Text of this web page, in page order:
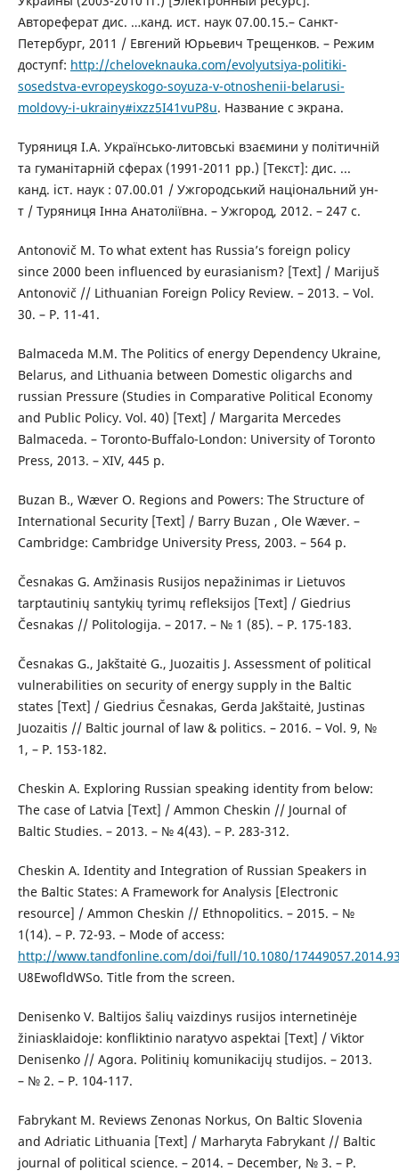
Автореферат дис. …канд. ист. наук 07.00.15.– Санкт-
Петербург, 2011 / Евгений Юрьевич Трещенков. – Режим
доступf: http://cheloveknauka.com/evolyutsiya-politiki-
sosedstva-evropeyskogo-soyuza-v-otnoshenii-belarusi-
moldovy-i-ukrainy#ixzz5I41vuP8u. Название с экрана.
Туряниця І.А. Українсько-литовські взаємини у політичній
та гуманітарній сферах (1991-2011 рр.) [Текст]: дис. ...
канд. іст. наук : 07.00.01 / Ужгородський національний ун-
т / Туряниця Інна Анатоліївна. – Ужгород, 2012. – 247 с.
Antonovič M. To what extent has Russia’s foreign policy
since 2000 been influenced by eurasianism? [Text] / Marijuš
Antonovič // Lithuanian Foreign Policy Review. – 2013. – Vol.
30. – Р. 11-41.
Balmaceda M.M. The Politics of energy Dependency Ukraine,
Belarus, and Lithuania between Domestic oligarchs and
russian Pressure (Studies in Comparative Political Economy
and Public Policy. Vol. 40) [Text] / Margarita Mercedes
Balmaceda. – Toronto-Buffalo-London: University of Toronto
Press, 2013. – XIV, 445 p.
Buzan B., Wæver O. Regions and Powers: The Structure of
International Security [Text] / Barry Buzan , Ole Wæver. –
Cambridge: Cambridge University Press, 2003. – 564 р.
Česnakas G. Amžinasis Rusijos nepažinimas ir Lietuvos
tarptautinių santykių tyrimų refleksijos [Text] / Giedrius
Česnakas // Politologija. – 2017. – № 1 (85). – Р. 175-183.
Česnakas G., Jakštaitė G., Juozaitis J. Assessment of political
vulnerabilities on security of energy supply in the Baltic
states [Text] / Giedrius Česnakas, Gerda Jakštaitė, Justinas
Juozaitis // Baltic journal of law & politics. – 2016. – Vol. 9, №
1, – Р. 153-182.
Cheskin A. Exploring Russian speaking identity from below:
The case of Latvia [Text] / Ammon Cheskin // Journal of
Baltic Studies. – 2013. – № 4(43). – Р. 283-312.
Cheskin A. Identity and Integration of Russian Speakers in
the Baltic States: A Framework for Analysis [Electronic
resource] / Ammon Cheskin // Ethnopolitics. – 2015. – №
1(14). – Р. 72-93. – Mode of access:
http://www.tandfonline.com/doi/full/10.1080/
U8EwofldWSo. Title from the screen.
Denisenko V. Baltijos šalių vaizdinys rusijos internetinėje
žiniasklaidoje: konfliktinio naratyvo aspektai [Text] / Viktor
Denisenko // Agora. Politinių komunikacijų studijos. – 2013.
– № 2. – Р. 104-117.
Fabrykant M. Reviews Zenonas Norkus, On Baltic Slovenia
and Adriatic Lithuania [Text] / Marharyta Fabrykant // Baltic
journal of political science. – 2014. – December, № 3. – Р.